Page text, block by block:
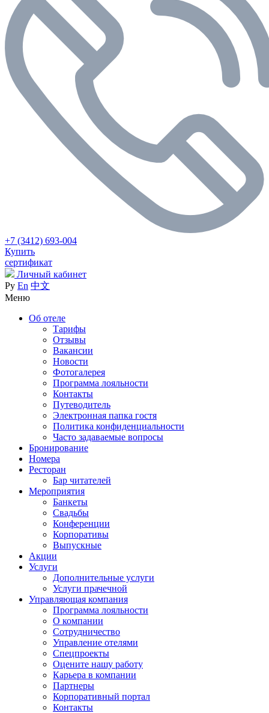
+7 (3412) 693-004
Купить
сертификат
Личный кабинет
Ру En 中文
Меню
Об отеле
Тарифы
Отзывы
Вакансии
Новости
Фотогалерея
Программа лояльности
Контакты
Путеводитель
Электронная папка гостя
Политика конфиденциальности
Часто задаваемые вопросы
Бронирование
Номера
Ресторан
Бар читателей
Мероприятия
Банкеты
Свадьбы
Конференции
Корпоративы
Выпускные
Акции
Услуги
Дополнительные услуги
Услуги прачечной
Управляющая компания
Программа лояльности
О компании
Сотрудничество
Управление отелями
Спецпроекты
Оцените нашу работу
Карьера в компании
Партнеры
Корпоративный портал
Контакты